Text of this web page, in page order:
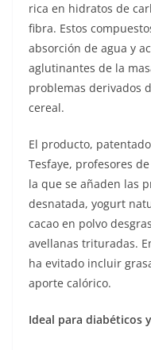
rica en hidratos de
fibra. Estos
absorción de agua y
aglutinantes de la
problemas derivados
cereal.
El producto,
Tesfaye, profesores
la que se añaden las
desnatada, yogurt
cacao en polvo
avellanas trituradas.
ha evitado incluir
aporte calórico.
Ideal para diabéticos